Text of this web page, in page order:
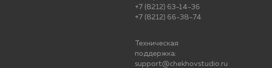
+7 (8212) 63-14-36
+7 (8212) 66-38-74
Техническая
поддержка:
support@chekhovstudio.ru